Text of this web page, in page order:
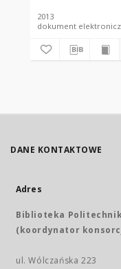
2013
DANE KONTAKTOWE
Adres
Biblioteka
(koordynator
ul. Wólczańska 223